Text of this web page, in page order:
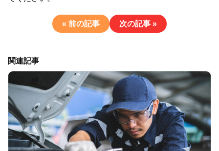
« 前の記事 次の記事 »
関連記事